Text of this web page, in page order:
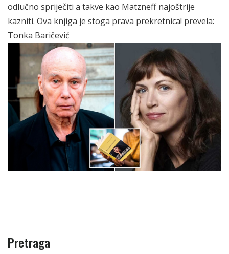
odlučno spriječiti a takve kao Matzneff najoštrije
kazniti. Ova knjiga je stoga prava prekretnica! prevela:
Tonka Baričević
Pretraga